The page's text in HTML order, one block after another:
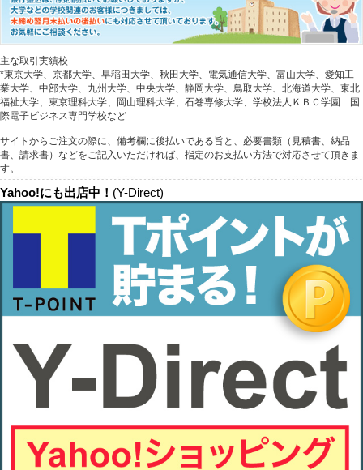
主な取引実績校
*東京大学、京都大学、早稲田大学、秋田大学、電気通信大学、富山大学、愛知工
業大学、中部大学、九州大学、中央大学、静岡大学、鳥取大学、北海道大学、東北
福祉大学、東京理科大学、岡山理科大学、石巻専修大学、学校法人ＫＢＣ学園 国
際電子ビジネス専門学校など
サイトからご注文の際に、備考欄に後払いである旨と、必要書類（見積書、納品
書、請求書）などをご記入いただければ、指定のお支払い方法で対応させて頂きま
す。
Yahoo!にも出店中！ (Y-Direct)